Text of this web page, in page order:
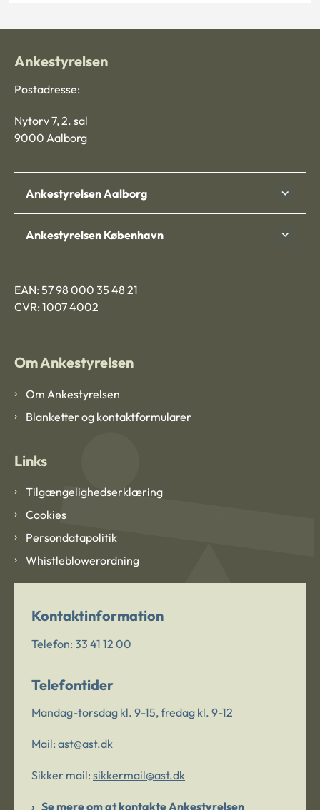
Ankestyrelsen
Postadresse:
Nytorv 7, 2. sal
9000 Aalborg
Ankestyrelsen Aalborg
Ankestyrelsen København
EAN: 57 98 000 35 48 21
CVR: 1007 4002
Om Ankestyrelsen
Om Ankestyrelsen
Blanketter og kontaktformularer
Links
Tilgængelighedserklæring
Cookies
Persondatapolitik
Whistleblowerordning
Kontaktinformation
Telefon: 33 41 12 00
Telefontider
Mandag-torsdag kl. 9-15, fredag kl. 9-12
Mail: ast@ast.dk
Sikker mail: sikkermail@ast.dk
Se mere om at kontakte Ankestyrelsen